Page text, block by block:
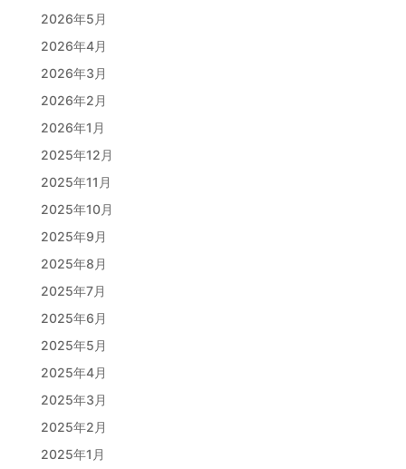
2026年5月
2026年4月
2026年3月
2026年2月
2026年1月
2025年12月
2025年11月
2025年10月
2025年9月
2025年8月
2025年7月
2025年6月
2025年5月
2025年4月
2025年3月
2025年2月
2025年1月